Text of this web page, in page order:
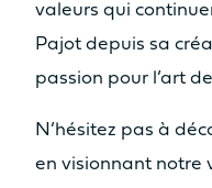
valeurs qui
Pajot depuis sa
passion pour l’art
N’hésitez pas à
en visionnant notre